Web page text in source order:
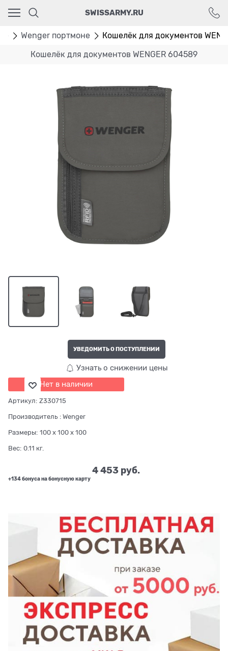
SWISSARMY.RU
Wenger портмоне Кошелёк для документов
Кошелёк для документов WENGER 604589
УВЕДОМИТЬ О ПОСТУПЛЕНИИ
Узнать о снижении цены
Нет в наличии
Артикул: Z330715
Производитель : Wenger
Размеры: 100 x 100 x 100
Вес: 0.11 кг.
4 453 руб.
+134 бонуса на бонусную карту
Ваш город - Москва,
угадали?
ДА НЕТ